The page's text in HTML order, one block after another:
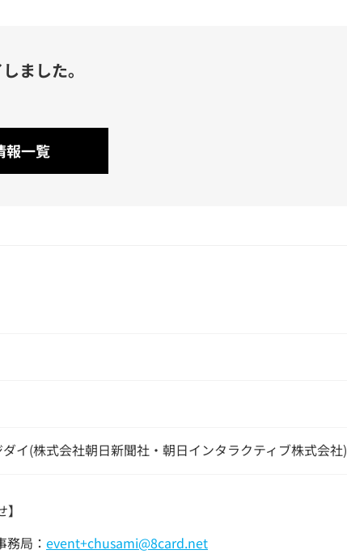
ました。
報一覧
イ(株式会社朝日新聞社・朝日インタラクティブ株式会社)
局： event+chusami@8card.net